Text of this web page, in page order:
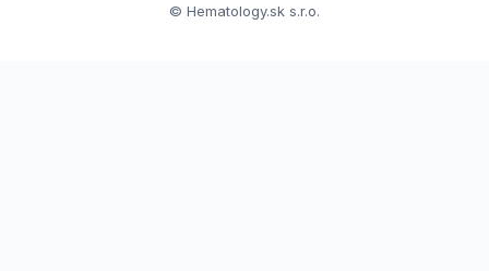
© Hematology.sk s.r.o.